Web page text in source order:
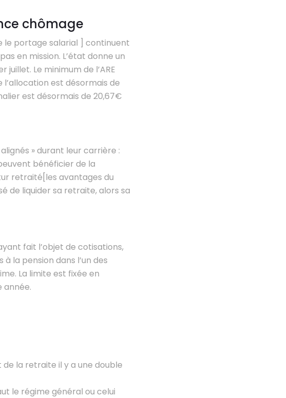
chômage
le portage salarial ] continuent
en mission. L’état donne un
juillet. Le minimum de l’ARE
l’allocation est désormais de
est désormais de 20,67€
» durant leur carrière :
bénéficier de la
retraité[les avantages du
de liquider sa retraite, alors sa
fait l’objet de cotisations,
la pension dans l’un des
La limite est fixée en
année.
la retraite il y a une double
le régime général ou celui